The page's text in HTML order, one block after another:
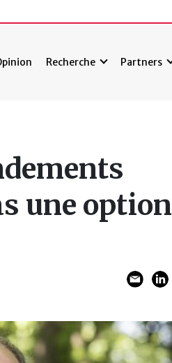
Recherche Partners
une option